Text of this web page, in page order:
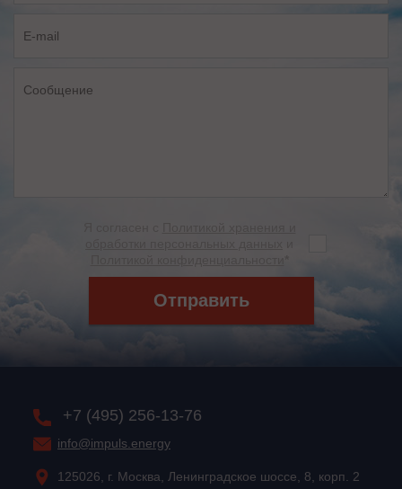
Отправить
+7 (495) 256-13-76
info@impuls.energy
125026, г. Москва, Ленинградское шоссе, 8, корп. 2